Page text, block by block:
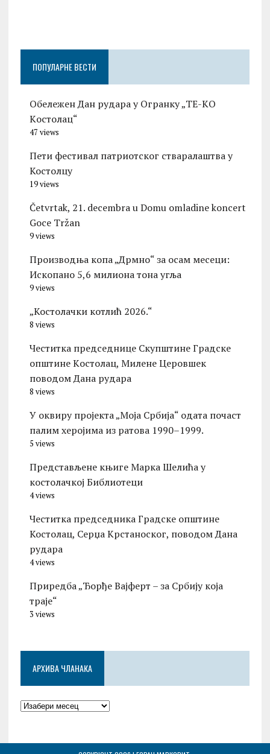
ПОПУЛАРНЕ ВЕСТИ
Обележен Дан рудара у Огранку „ТЕ-KО
Kостолац“
47 views
Пети фестивал патриотског стваралаштва у
Костолцу
19 views
Četvrtak, 21. decembra u Domu omladine koncert
Goce Tržan
9 views
Производња копа „Дрмно“ за осам месеци:
Ископано 5,6 милиона тона угља
9 views
„Костолачки котлић 2026.“
8 views
Честитка председнице Скупштине Градске
општине Kостолац, Милене Церовшек
поводом Дана рудара
8 views
У оквиру пројекта „Моја Србија“ одата почаст
палим херојима из ратова 1990–1999.
5 views
Представљене књиге Марка Шелића у
костолачкој Библиотеци
4 views
Честитка председника Градске општине
Костолац, Серџа Крстаноског, поводом Дана
рудара
4 views
Приредба „Ђорђе Вајферт – за Србију која
траје“
3 views
АРХИВА ЧЛАНАКА